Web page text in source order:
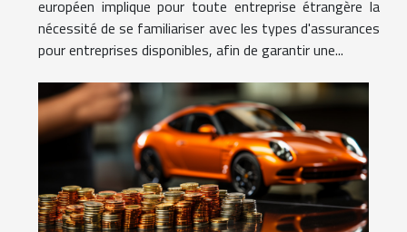
européen implique pour toute entreprise étrangère la
nécessité de se familiariser avec les types d'assurances
pour entreprises disponibles, afin de garantir une...